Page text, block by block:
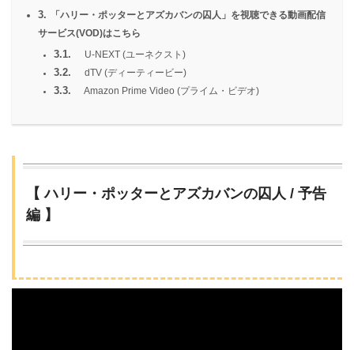
3.
「ハリー・ポッターとアズカバンの囚人」を視聴できる動画配信
サービス(VOD)はこちら
3.1.
U-NEXT (ユーネクスト)
3.2. dTV (ディーティービー)
3.3. Amazon Prime Video (プライム・ビデオ)
【 ハリー・ポッターとアズカバンの囚人 / 予告
編 】